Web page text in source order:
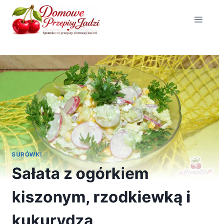
Przejdź
treści
SURÓWKI
Sałata z ogórkiem
kiszonym, rzodkiewką i
kukurydzą